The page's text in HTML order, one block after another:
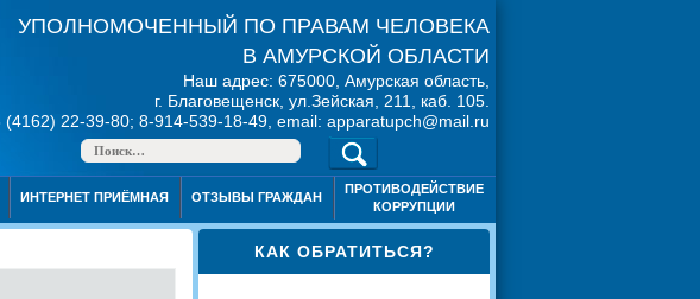
УПОЛНОМОЧЕННЫЙ ПО ПРАВАМ ЧЕЛОВЕКА
В АМУРСКОЙ ОБЛАСТИ
Наш адрес: 675000, Амурская область,
г. Благовещенск, ул.Зейская, 211, каб. 105.
22-39-80; 8-914-539-18-49, email: apparatupch@mail.ru
ИНТЕРНЕТ ПРИЁМНАЯ ОТЗЫВЫ ГРАЖДАН
ПРОТИВОДЕЙСТВИЕ
КОРРУПЦИИ
КАК ОБРАТИТЬСЯ?